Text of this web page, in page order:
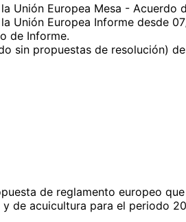
Unión Europea Mesa - Acuerdo
Unión Europea Informe desde
de Informe.
sin propuestas de resolución)
de reglamento europeo
de acuicultura para el periodo